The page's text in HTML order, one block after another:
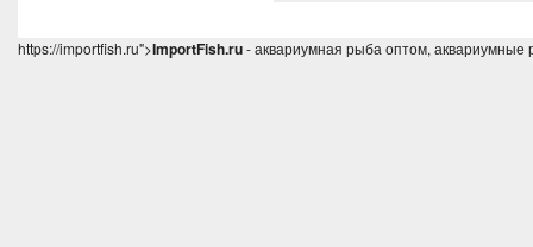
https://importfish.ru">ImportFish.ru- аквариумная рыба оптом,